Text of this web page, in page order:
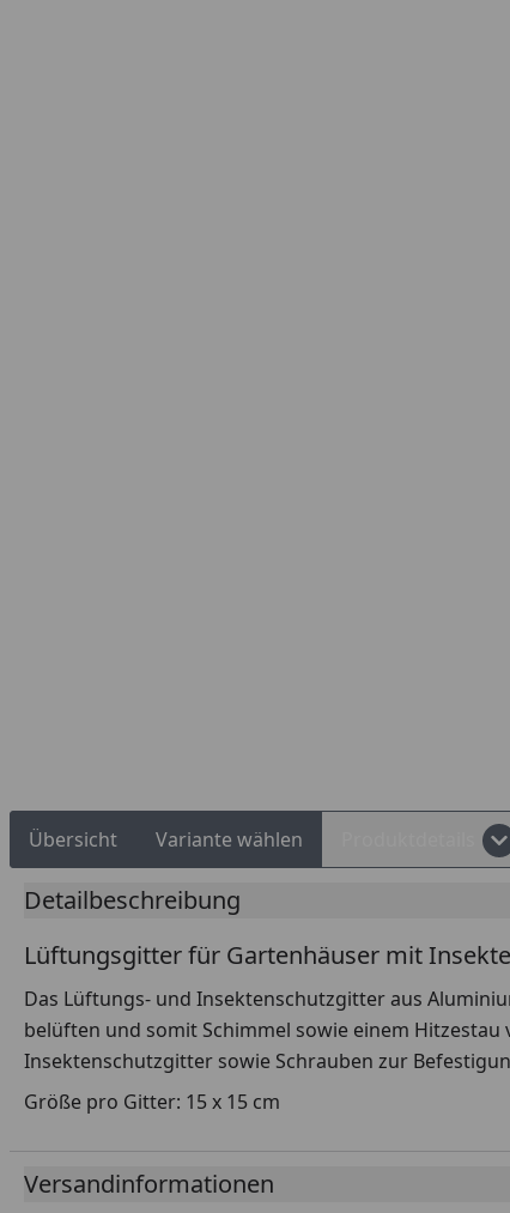
Übersicht Variante wählen
Detailbeschreibung
Lüftungsgitter für Gartenhäuser mit
Das Lüftungs- und Insektenschutzgitter aus
belüften und somit Schimmel sowie einem
Insektenschutzgitter sowie Schrauben zur
Größe pro Gitter: 15 x 15 cm
Versandinformationen